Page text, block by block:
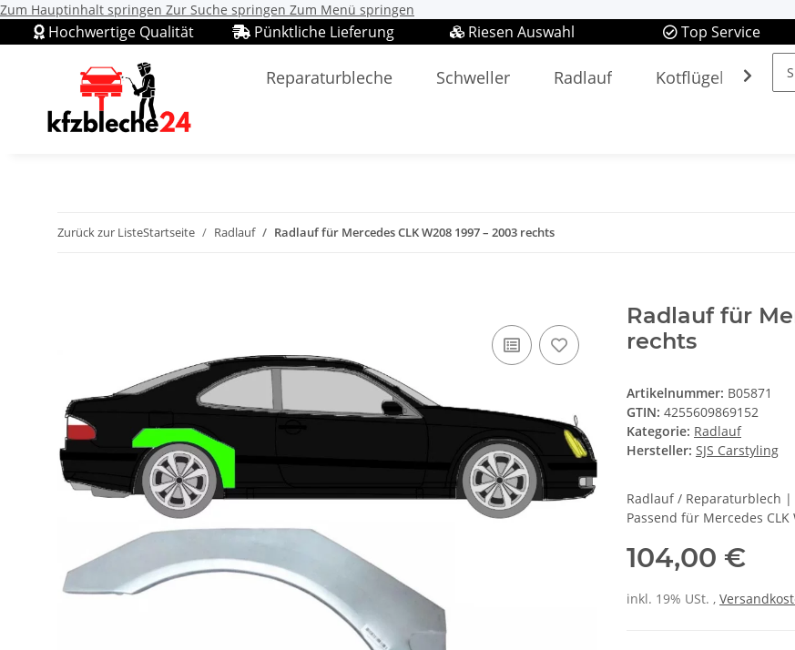
Zum Hauptinhalt springen Zur Suche springen Zum Menü springen
Top Service
Riesen Auswahl
Pünktliche Lieferung
Hochwertige Qualität
Reparaturbleche Schweller Radlauf Kotflügel
Zurück zur ListeStartseite Radlauf Radlauf für Mercedes CLK W208 1997 – 2003 rechts
Radlauf für
rechts
Artikelnummer: B05871
GTIN: 4255609869152
Kategorie: Radlauf
Hersteller: SJS Carstyling
Radlauf / Reparaturblech
Passend für Mercedes CLK
104,00 €
inkl. 19% USt. ,